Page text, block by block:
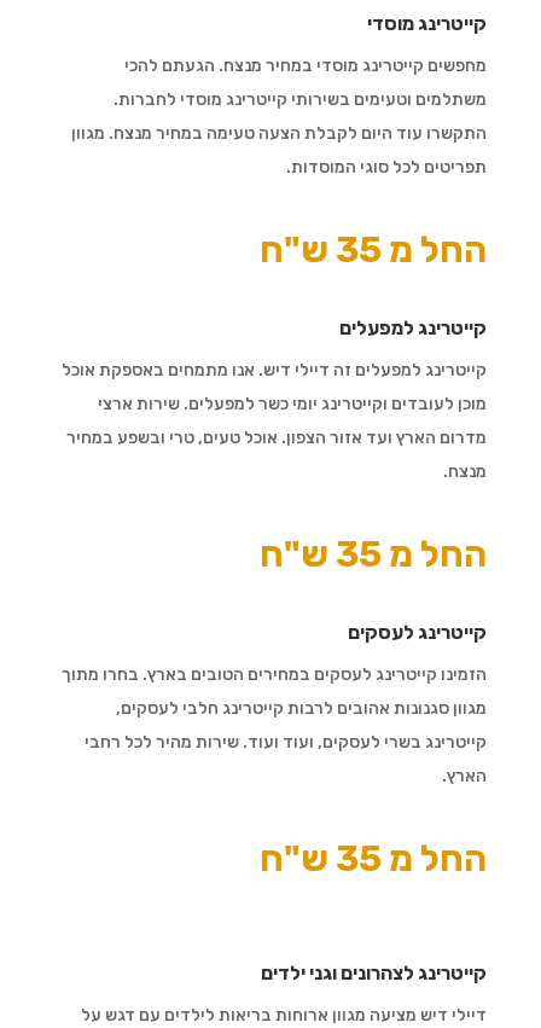
קייטרינג מוסדי
מחפשים קייטרינג מוסדי במחיר מנצח. הגעתם להכי
משתלמים וטעימים בשירותי קייטרינג מוסדי לחברות.
התקשרו עוד היום לקבלת הצעה טעימה במחיר מנצח. מגוון
תפריטים לכל סוגי המוסדות.
החל מ 35 ש"ח
קייטרינג למפעלים
קייטרינג למפעלים זה דיילי דיש. אנו מתמחים באספקת אוכל
מוכן לעובדים וקייטרינג יומי כשר למפעלים. שירות ארצי
מדרום הארץ ועד אזור הצפון. אוכל טעים, טרי ובשפע במחיר
מנצח.
החל מ 35 ש"ח
קייטרינג לעסקים
הזמינו קייטרינג לעסקים במחירים הטובים בארץ. בחרו מתוך
מגוון סגנונות אהובים לרבות קייטרינג חלבי לעסקים,
קייטרינג בשרי לעסקים, ועוד ועוד. שירות מהיר לכל רחבי
הארץ.
החל מ 35 ש"ח
קייטרינג לצהרונים וגני ילדים
דיילי דיש מציעה מגוון ארוחות בריאות לילדים עם דגש על